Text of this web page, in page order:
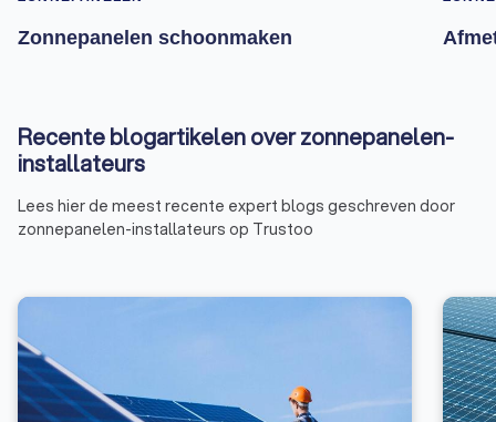
Zonnepanelen schoonmaken
Recente blogartikelen over zonnepanelen-
installateurs
Lees hier de meest recente expert blogs geschreven door
zonnepanelen-installateurs op Trustoo